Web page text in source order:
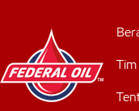
Hubungi